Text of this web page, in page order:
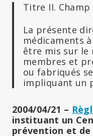
Titre II. Champ
La présente
médicaments
être mis sur le
membres et
ou fabriqués
impliquant un
2004/04/21 –
instituant un
prévention et